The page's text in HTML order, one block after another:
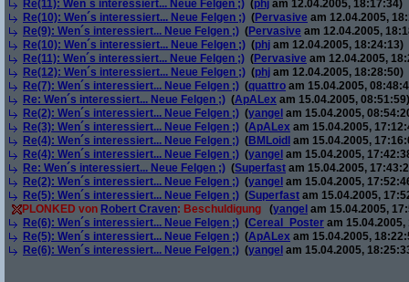
Re(11): Wen´s interessiert... Neue Felgen ;) (phj am 12.04.2005, 18:17:34)
Re(10): Wen´s interessiert... Neue Felgen ;) (Pervasive am 12.04.2005,
Re(9): Wen´s interessiert... Neue Felgen ;) (Pervasive am 12.04.2005,
Re(10): Wen´s interessiert... Neue Felgen ;) (phj am 12.04.2005, 18:24:13)
Re(11): Wen´s interessiert... Neue Felgen ;) (Pervasive am 12.04.2005,
Re(12): Wen´s interessiert... Neue Felgen ;) (phj am 12.04.2005, 18:28:50)
Re(7): Wen´s interessiert... Neue Felgen ;) (quattro am 15.04.2005,
Re: Wen´s interessiert... Neue Felgen ;) (ApALex am 15.04.2005, 08:51:59)
Re(2): Wen´s interessiert... Neue Felgen ;) (yangel am 15.04.2005,
Re(3): Wen´s interessiert... Neue Felgen ;) (ApALex am 15.04.2005,
Re(4): Wen´s interessiert... Neue Felgen ;) (BMLoidl am 15.04.2005,
Re(4): Wen´s interessiert... Neue Felgen ;) (yangel am 15.04.2005,
Re: Wen´s interessiert... Neue Felgen ;) (Superfast am 15.04.2005,
Re(2): Wen´s interessiert... Neue Felgen ;) (yangel am 15.04.2005,
Re(5): Wen´s interessiert... Neue Felgen ;) (Superfast am 15.04.2005,
PLONKED von Robert Craven: Beschuldigung (yangel am 15.04.2005,
Re(6): Wen´s interessiert... Neue Felgen ;) (Cereal_Poster am 15.04.2005,
Re(5): Wen´s interessiert... Neue Felgen ;) (ApALex am 15.04.2005,
Re(6): Wen´s interessiert... Neue Felgen ;) (yangel am 15.04.2005,